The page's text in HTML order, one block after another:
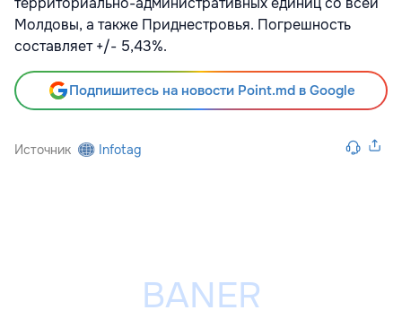
Молдовы, а также Приднестровья. Погрешность
составляет +/- 5,43%.
Подпишитесь на новости Point.md в Google
Источник Infotag